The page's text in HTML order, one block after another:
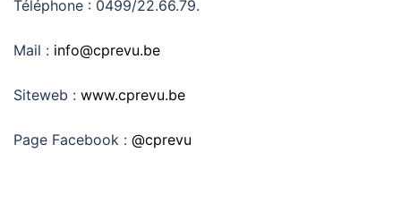
Téléphone : 0499/22.66.79.
Mail : info@cprevu.be
Siteweb : www.cprevu.be
Page Facebook : @cprevu